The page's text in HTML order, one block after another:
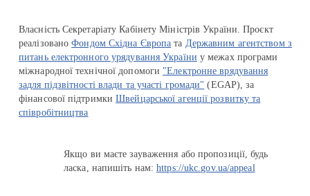
Власність Секретаріату Кабінету Міністрів України. Проєкт
реалізованоФондом Східна Європа та Державним агентством з
питань електронного урядування України у межах програми
міжнародної технічної допомоги "Електронне врядування
задля підзвітності влади та участі громади" (EGAP), за
фінансової підтримкиШвейцарської агенції розвитку та
співробітництва
Якщо ви маєте зауваження або пропозиції, будь
ласка, напишіть нам:https://ukc.gov.ua/appeal